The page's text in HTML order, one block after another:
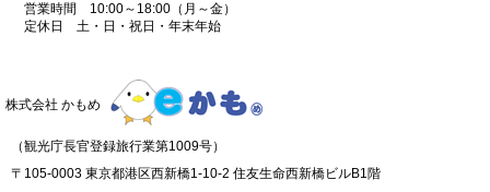
営業時間 10:00～18:00（月～金）
定休日 土・日・祝日・年末年始
株式会社 かもめ
（観光庁長官登録旅行業第1009号）
〒105-0003 東京都港区西新橋1-10-2 住友生命西新橋ビルB1階